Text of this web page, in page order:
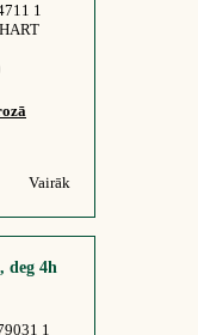
1
Vairāk
deg 4h
1